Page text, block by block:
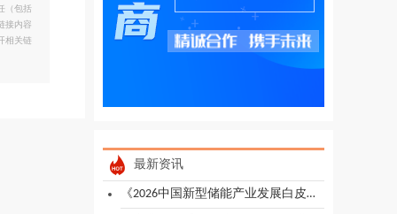
（包括
接内容
相关链
最新资讯
《2026中国新型储能产业发展白皮书》发布